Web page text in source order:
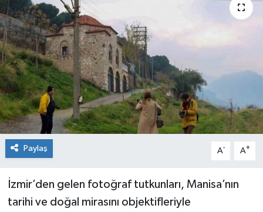
Paylaş A- A+
İzmir’den gelen fotoğraf tutkunları, Manisa’nın
tarihi ve doğal mirasını objektifleriyle